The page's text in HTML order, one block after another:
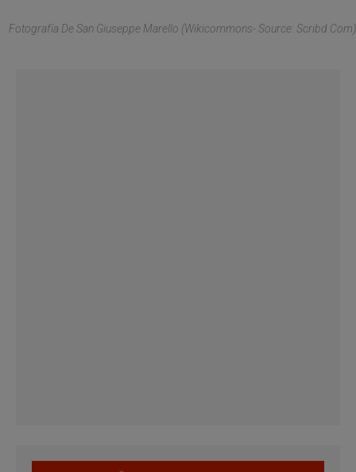
Fotografía De San Giuseppe Marello (Wikicommons- Source: Scribd.com)